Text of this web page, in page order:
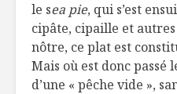
le sea pie, qui s’est
cipâte, cipaille et
nôtre, ce plat est
Mais où est donc passé
d’une « pêche vide »,